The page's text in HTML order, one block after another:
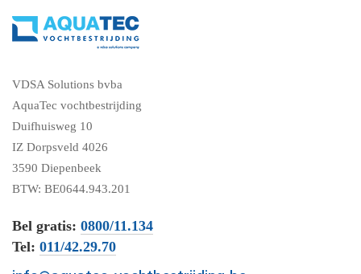
VDSA Solutions bvba
AquaTec vochtbestrijding
Duifhuisweg 10
IZ Dorpsveld 4026
3590 Diepenbeek
BTW: BE0644.943.201
Bel gratis: 0800/11.134
Tel: 011/42.29.70